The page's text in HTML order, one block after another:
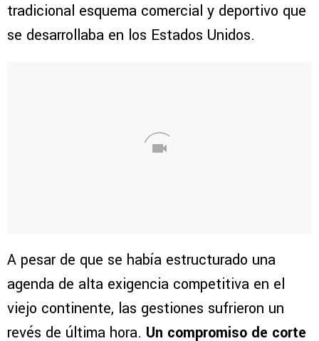
tradicional esquema comercial y deportivo que
se desarrollaba en los Estados Unidos.
A pesar de que se había estructurado una
agenda de alta exigencia competitiva en el
viejo continente, las gestiones sufrieron un
revés de última hora. Un compromiso de corte